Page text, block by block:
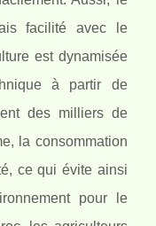
facilité avec le
est dynamisée
à partir de
des milliers de
la consommation
ce qui évite ainsi
pour le